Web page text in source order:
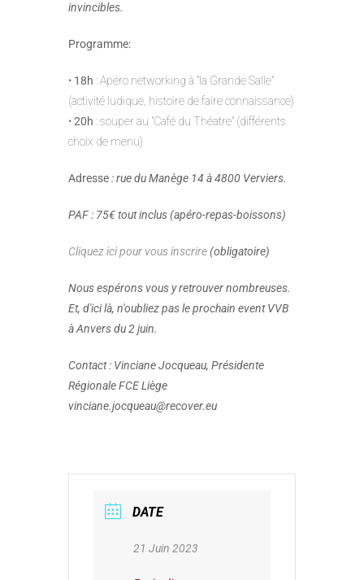
invincibles.
Programme:
• 18h : Apéro networking à "la Grande Salle"
(activité ludique, histoire de faire connaissance)
•20h : souper au "Café du Théatre" (différents
choix de menu)
Adresse: rue du Manège 14 à 4800 Verviers.
PAF : 75€ tout inclus (apéro-repas-boissons)
Cliquez ici pour vous inscrire(obligatoire)
Nous espérons vous y retrouver nombreuses.
Et, d'ici là, n'oubliez pas le prochain event VVB
à Anvers du 2 juin.
Contact : Vinciane Jocqueau, Présidente
Régionale FCE Liège
vinciane.jocqueau@recover.eu
DATE
21 Juin 2023